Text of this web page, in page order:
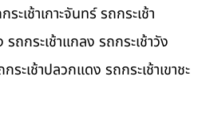
เช้าเกาะจันทร์ รถกระเช้า
ถกระเช้าแกลง รถกระเช้าวัง
ะเช้าปลวกแดง รถกระเช้าเขาชะ